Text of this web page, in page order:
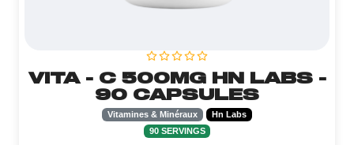
VITA - C 500MG HN LABS -
90 CAPSULES
Vitamines & Minéraux
Hn Labs
90 SERVINGS